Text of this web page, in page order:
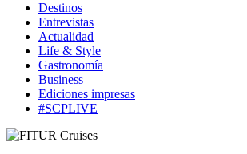
Destinos
Entrevistas
Actualidad
Life & Style
Gastronomía
Business
Ediciones impresas
#SCPLIVE